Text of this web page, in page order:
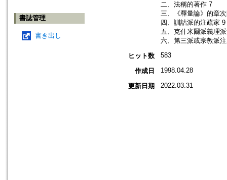
書誌管理
書き出し
二、法稱的著作 7
三、《釋量論》的章
四、訓詁派的注疏家 9
五、克什米爾派義理
六、第三派或宗教派
ヒット数
583
作成日 1998.04.28
更新日期 2022.03.31